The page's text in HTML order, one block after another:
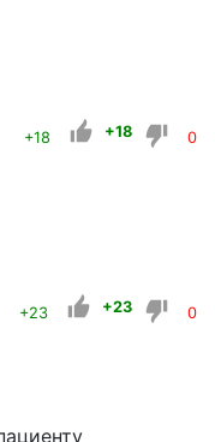
+18 +18 0
+23 +23 0